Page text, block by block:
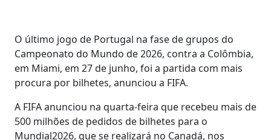
O último jogo de Portugal na fase de grupos do
Campeonato do Mundo de 2026, contra a Colômbia,
em Miami, em 27 de junho, foi a partida com mais
procura por bilhetes, anunciou a FIFA.
A FIFA anunciou na quarta-feira que recebeu mais de
500 milhões de pedidos de bilhetes para o
Mundial2026, que se realizará no Canadá, nos